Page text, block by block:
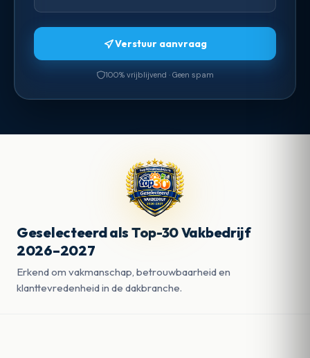
Verstuur aanvraag
100% vrijblijvend · Geen spam
Geselecteerd als Top-30 Vakbedrijf
2026–2027
Erkend om vakmanschap, betrouwbaarheid en
klanttevredenheid in de dakbranche.